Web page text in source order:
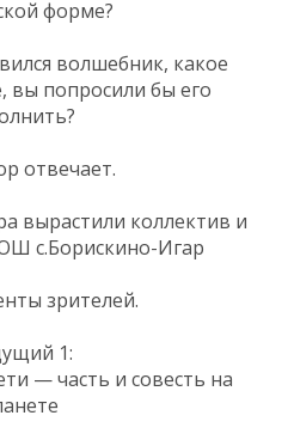
форме?
волшебник, какое
вы попросили бы его
отвечает.
вырастили коллектив и
с.Борискино-Игар
зрителей.
1:
— часть и совесть на